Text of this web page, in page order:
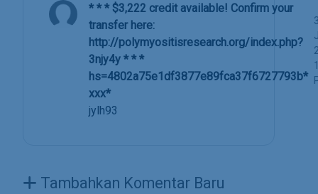
* * * $3,222 credit available! Confirm your
transfer here:
http://polymyositisresearch.org/index.php?
3njy4y * * *
hs=4802a75e1df3877e89fca37f6727793b*
ххх*
jylh93
Tambahkan Komentar Baru